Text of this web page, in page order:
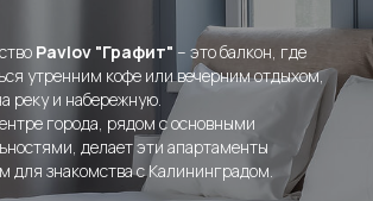
Pavlov "Графит" – это балкон, где
утренним кофе или вечерним отдыхом,
реку и набережную.
города, рядом с основными
делает эти апартаменты
для знакомства с Калининградом.